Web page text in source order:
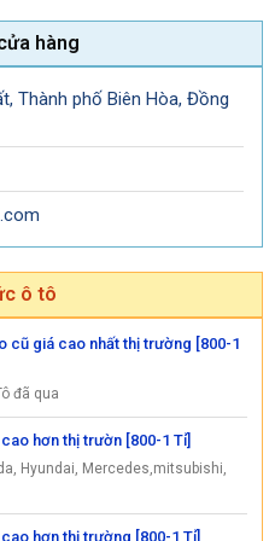
hàng
Thành phố Biên Hòa, Đồng
ô tô
cũ giá cao nhất thị trường [800-1
đã qua
hơn thị trườn [800-1 Tỉ]
Hyundai, Mercedes,mitsubishi,
hơn thị trường [800-1 Tỉ]